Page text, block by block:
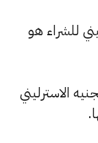
للشراء هو
الاسترليني